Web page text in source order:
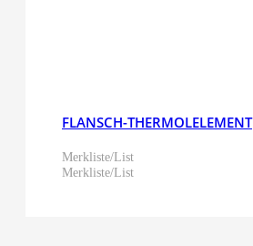
FLANSCH-THERMOLELEMENT
Merkliste/List
Merkliste/List